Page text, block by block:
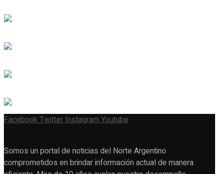
FacebookTwitter Instagram Youtube
Somos un portal de noticias del Norte Argentino
comprometidos en brindar información actual de manera